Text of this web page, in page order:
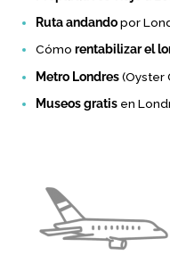
Ruta andandopor
Cómo rentabilizar el
Metro Londres(Oyster
Museos gratis en